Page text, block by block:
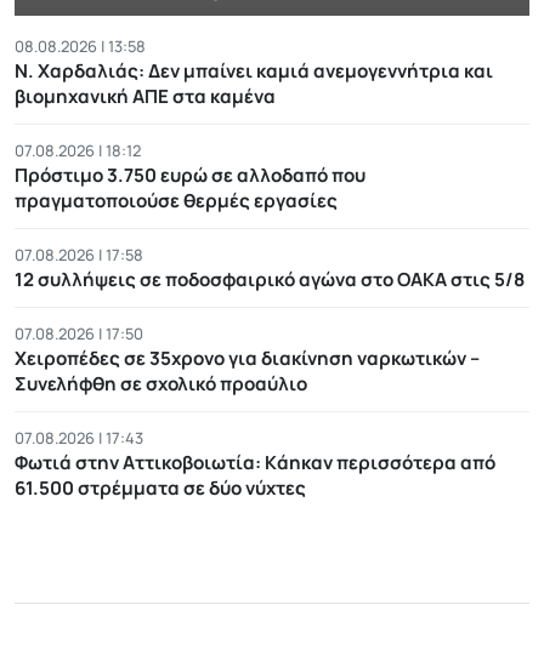
08.08.2026 | 13:58
Ν. Χαρδαλιάς: Δεν μπαίνει καμιά ανεμογεννήτρια και
βιομηχανική ΑΠΕ στα καμένα
07.08.2026 | 18:12
Πρόστιμο 3.750 ευρώ σε αλλοδαπό που
πραγματοποιούσε θερμές εργασίες
07.08.2026 | 17:58
12 συλλήψεις σε ποδοσφαιρικό αγώνα στο ΟΑΚΑ στις 5/8
07.08.2026 | 17:50
Χειροπέδες σε 35χρονο για διακίνηση ναρκωτικών –
Συνελήφθη σε σχολικό προαύλιο
07.08.2026 | 17:43
Φωτιά στην Αττικοβοιωτία: Kάηκαν περισσότερα από
61.500 στρέμματα σε δύο νύχτες